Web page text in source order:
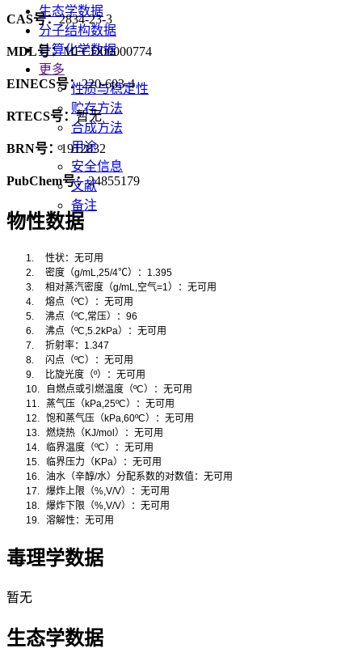
生态学数据
分子结构数据
计算化学数据
更多
性质与稳定性
贮存方法
合成方法
用途
安全信息
文献
备注
CAS号：2834-23-3
MDL号：MFCD00000774
EINECS号：220-603-4
RTECS号：暂无
BRN号：1912832
PubChem号：24855179
物性数据
1.
性状：无可用
2.
密度（g/mL,25/4℃）： 1.395
3.
相对蒸汽密度（g/mL, 空气=1 ）：无可用
4.
熔点（ºC）：无可用
5.
沸点（ºC, 常压）： 96
6.
沸点（ºC,5.2kPa）：无可用
7.
折射率： 1.347
8.
闪点（ºC）：无可用
9.
比旋光度（º）：无可用
10.
自燃点或引燃温度（ºC）：无可用
11.
蒸气压（kPa,25ºC）：无可用
12.
饱和蒸气压（kPa,60ºC）：无可用
13.
燃烧热（KJ/mol）：无可用
14.
临界温度（ºC）：无可用
15.
临界压力（KPa）：无可用
16.
油水（辛醇/水）分配系数的对数值：无可用
17.
爆炸上限（%,V/V）：无可用
18.
爆炸下限（%,V/V）：无可用
19.
溶解性：无可用
毒理学数据
暂无
生态学数据